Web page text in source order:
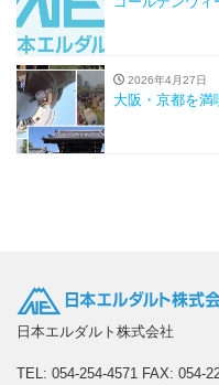
2026年4月27日
大阪・京都を満
日本エルダルト株式会社
TEL: 054-254-4571 FAX: 054-